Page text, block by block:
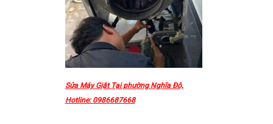
Sửa Máy Giặt Tại phường Nghĩa Đô,
Hotline: 0986687668